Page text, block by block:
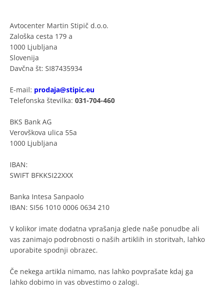
Avtocenter Martin Stipič d.o.o.
Zaloška cesta 179 a
1000 Ljubljana
Slovenija
Davčna št: SI87435934
E-mail: prodaja@stipic.eu
Telefonska številka: 031-704-460
BKS Bank AG
Verovškova ulica 55a
1000 Ljubljana
IBAN:
SWIFT BFKKSI22XXX
Banka Intesa Sanpaolo
IBAN: SI56 1010 0006 0634 210
V kolikor imate dodatna vprašanja glede naše ponudbe ali
vas zanimajo podrobnosti o naših artiklih in storitvah, lahko
uporabite spodnji obrazec.
Če nekega artikla nimamo, nas lahko povprašate kdaj ga
lahko dobimo in vas obvestimo o zalogi.